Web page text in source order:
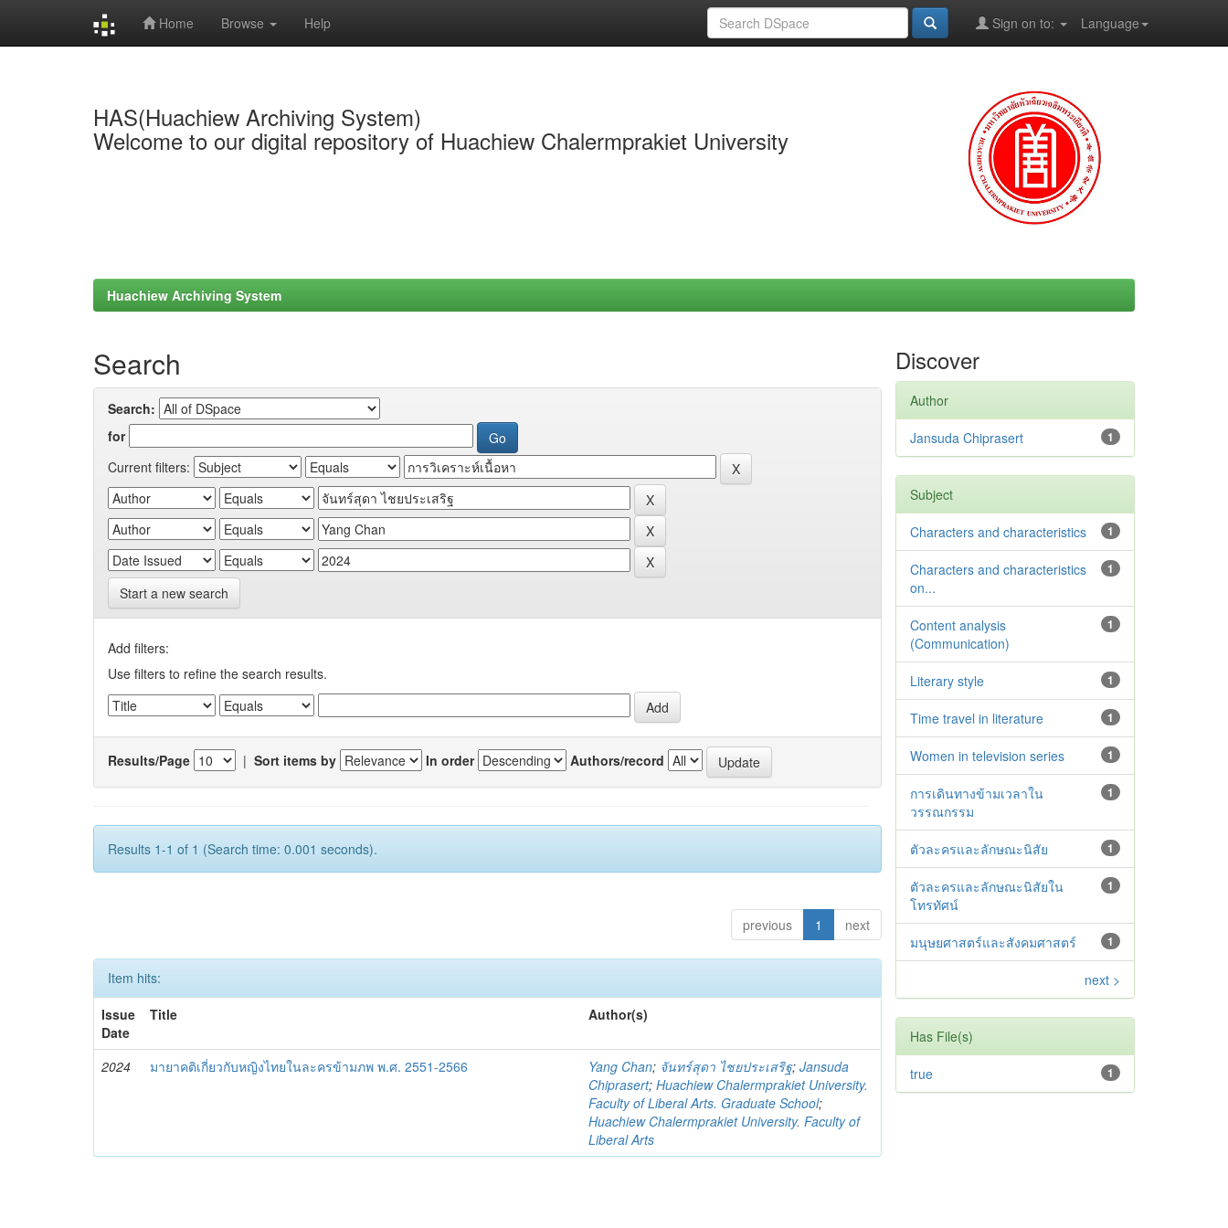
Home Browse Help Language
Sign on to:
HAS(Huachiew Archiving System)
Welcome to our digital repository of Huachiew Chalermprakiet University
Huachiew Archiving System
Search
Search:
for
Current filters:
Start a new search
Add filters:
Use filters to refine the search results.
Results/Page | Sort items by In order Authors/record
Results 1-1 of 1 (Search time: 0.001 seconds).
previous 1 next
Item hits:
Issue
Date
Title Author(s)
2024 มายาคติเกี่ยวกับหญิงไทยในละครข้ามภพ พ.ศ. 2551-2566 Yang Chan; จันทร์สุดา ไชยประเสริฐ;Jansuda
Chiprasert;Huachiew Chalermprakiet University.
Faculty of Liberal Arts. Graduate School;
Huachiew Chalermprakiet University. Faculty of
Liberal Arts
Discover
Author
1
Jansuda Chiprasert
Subject
1
Characters and characteristics
1
Characters and characteristics
on...
1
Content analysis
(Communication)
1
Literary style
1
Time travel in literature
1
Women in television series
1
การเดินทางข้ามเวลาใน
วรรณกรรม
1
ตัวละครและลักษณะนิสัย
1
ตัวละครและลักษณะนิสัยใน
โทรทัศน์
1
มนุษยศาสตร์และสังคมศาสตร์
next >
Has File(s)
1
true